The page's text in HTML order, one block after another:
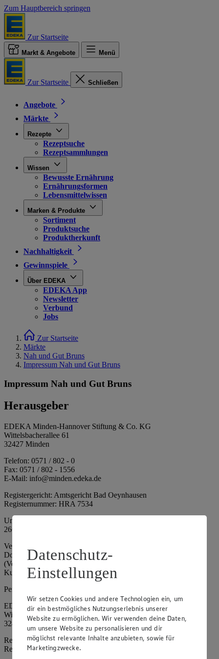
Zum Hauptbereich springen
Zur Startseite
Markt & Angebote Menü
Zur Startseite Schließen
Angebote
Märkte
Rezepte
Rezeptsuche
Rezeptsammlungen
Wissen
Bewusste Ernährung
Ernährungsformen
Lebensmittelwissen
Marken & Produkte
Sortiment
Produktsuche
Produktherkunft
Nachhaltigkeit
Gewinnspiele
Über EDEKA
EDEKA App
Newsletter
Verbund
Jobs
Zur Startseite
Märkte
Nah und Gut Bruns
Impressum Nah und Gut Bruns
Impressum Nah und Gut Bruns
Herausgeber
EDEKA Minden-Hannover Stiftung & Co. KG
Wittelsbacherallee 61
32427 Minden
Telefon: 0571 / 802 - 0
Fax: 0571 / 802 - 1556
E-Mail: info@minden.edeka.de
Registergericht: Amtsgericht Bad Oeynhausen
Registernummer: HRA 7534
Umsatzsteuer-Identifikationsnummer gem. § 27a UStG: DE
266067317
Vertretungsberechtigte: Mark Rosenkranz (Sprecher), Eileen
Dominique Klingsiek (Vorstandsmitglied), Ulf-U. Plath
(Vorstandsmitglied), Stephan Wohler (Vorstandsmitglied), Marc
Kuhlmann (Aufsichtsratsvorsitzender)
Persönlich haftende Gesellschafterin:
EDEKA Minden-Hannover Holding GmbH
Wittelsbacherallee 61
32427 Minden
Registergericht: Amtsgericht Bad Oeynhausen
Registernummer: HRB 4086
Datenschutz-
Einstellungen
Wir setzen Cookies und andere Technologien ein, um
dir ein bestmögliches Nutzungserlebnis unserer
Website zu ermöglichen. Wir verwenden deine Daten,
um unsere Website zu personalisieren und dir
möglichst relevante Inhalte anzubieten, sowie für
Marketingzwecke.